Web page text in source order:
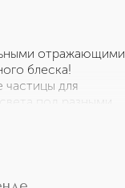
отражающими
блеска!
для
под разными
для глаз